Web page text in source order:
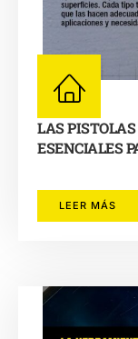
LAS
ESENCIALES
LEER MÁS